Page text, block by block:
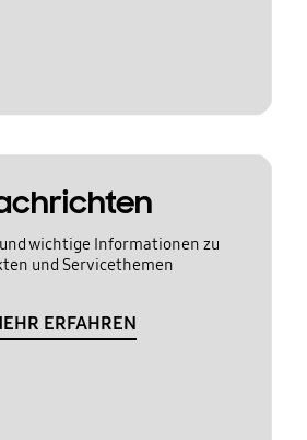
wichtige Informationen zu
und Servicethemen
ERFAHREN